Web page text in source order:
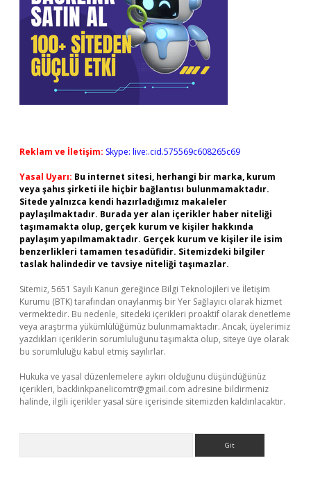
Reklam ve İletişim: Skype: live:.cid.575569c608265c69
Yasal Uyarı: Bu internet sitesi, herhangi bir marka, kurum
veya şahıs şirketi ile hiçbir bağlantısı bulunmamaktadır.
Sitede yalnızca kendi hazırladığımız makaleler
paylaşılmaktadır. Burada yer alan içerikler haber niteliği
taşımamakta olup, gerçek kurum ve kişiler hakkında
paylaşım yapılmamaktadır. Gerçek kurum ve kişiler ile isim
benzerlikleri tamamen tesadüfidir. Sitemizdeki bilgiler
taslak halindedir ve tavsiye niteliği taşımazlar.
Sitemiz, 5651 Sayılı Kanun gereğince Bilgi Teknolojileri ve İletişim
Kurumu (BTK) tarafından onaylanmış bir Yer Sağlayıcı olarak hizmet
vermektedir. Bu nedenle, sitedeki içerikleri proaktif olarak denetleme
veya araştırma yükümlülüğümüz bulunmamaktadır. Ancak, üyelerimiz
yazdıkları içeriklerin sorumluluğunu taşımakta olup, siteye üye olarak
bu sorumluluğu kabul etmiş sayılırlar.
Hukuka ve yasal düzenlemelere aykırı olduğunu düşündüğünüz
içerikleri, backlinkpanelicomtr@gmail.com adresine bildirmeniz
halinde, ilgili içerikler yasal süre içerisinde sitemizden kaldırılacaktır.